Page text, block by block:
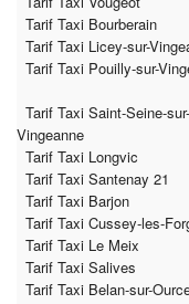
Tarif Taxi Bourberain
Tarif Taxi Licey-sur-
Tarif Taxi Pouilly-sur-
Tarif Taxi Saint-Seine-sur-
Vingeanne
Tarif Taxi Longvic
Tarif Taxi Santenay 21
Tarif Taxi Barjon
Tarif Taxi Cussey-les-
Tarif Taxi Le Meix
Tarif Taxi Salives
Tarif Taxi Belan-sur-